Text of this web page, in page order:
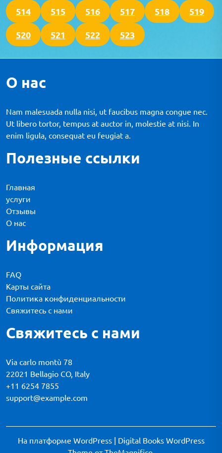
514 515 516 517 518 519
520 521 522 523
О нас
Nam malesuada nulla nisi, ut faucibus magna congue nec.
Ut libero tortor, tempus at auctor in, molestie at nisi. In
enim ligula, consequat eu feugiat a.
Полезные ссылки
Главная
услуги
Отзывы
О нас
Информация
FAQ
Карты сайта
Политика конфиденциальности
Свяжитесь с нами
Свяжитесь с нами
Via carlo montù 78
22021 Bellagio CO, Italy
+11 6254 7855
support@example.com
На платформе WordPress | Digital Books WordPress